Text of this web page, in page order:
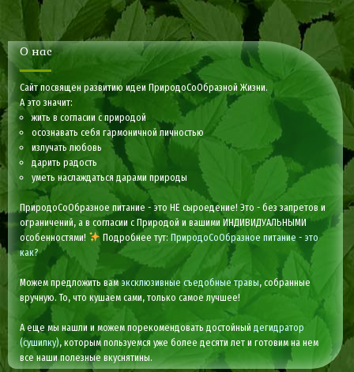
О нас
Сайт посвящен развитию идеи ПриродоСоОбразной Жизни.
А это значит:
жить в согласии с природой
осознавать себя гармоничной личностью
излучать любовь
дарить радость
уметь наслаждаться дарами природы
ПриродоСоОбразное питание - это НЕ сыроедение! Это - без запретов и
ограничений, а в согласии с Природой и вашими ИНДИВИДУАЛЬНЫМИ
особенностями!
Подробнее тут: ПриродоСоОбразное питание - это
как?
Можем предложить вамэксклюзивные съедобные травы, собранные
вручную. То, что кушаем сами, только самое лучшее!
А еще мы нашли и можем порекомендовать достойныйдегидратор
(сушилку), которым пользуемся уже более десяти лет и готовим на нем
все наши полезные вкуснятины.